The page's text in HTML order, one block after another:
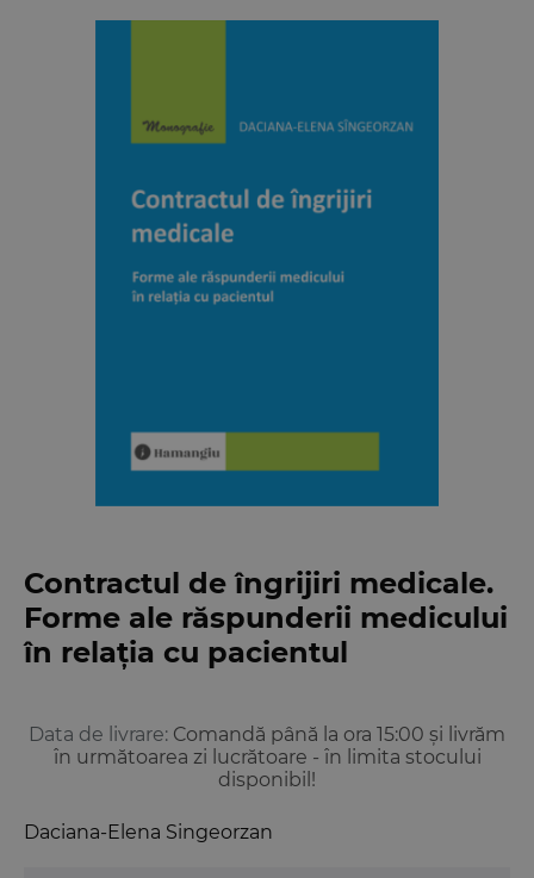
Contractul de îngrijiri medicale.
Forme ale răspunderii medicului
în relația cu pacientul
Daciana-Elena Singeorzan
Data de livrare: Comandă până la ora 15:00 și livrăm
în următoarea zi lucrătoare - în limita stocului
disponibil!